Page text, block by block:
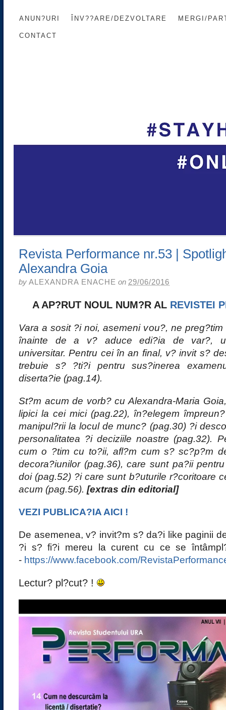
ANUN?URI ÎNV??ARE/DEZVOLTARE MERGI/
CONTACT
Revista Performance nr.53 |
Alexandra Goia
by ALEXANDRA ENACHE on 29/06/2016
A AP?RUT NOUL NUM?R AL REVISTEI
Vara a sosit ?i noi, asemeni vou?, ne
înainte de a v? aduce edi?ia de var?,
universitar. Pentru cei în an final, v? invit s?
trebuie s? ?ti?i pentru sus?inerea
diserta?ie (pag.14).
St?m acum de vorb? cu Alexandra-Maria
lipici la cei mici (pag.22), în?elegem
manipul?rii la locul de munc? (pag.30) ?i
personalitatea ?i deciziile noastre (pag.32).
cum o ?tim cu to?ii, afl?m cum s? sc?p?m
decora?iunilor (pag.36), care sunt pa?ii
doi (pag.52) ?i care sunt b?uturile r?coritoare
acum (pag.56). [extras din editorial]
VEZI PUBLICA?IA AICI !
De asemenea, v? invit?m s? da?i like paginii
?i s? fi?i mereu la curent cu ce se
- https://www.facebook.com/
Lectur? pl?cut? !